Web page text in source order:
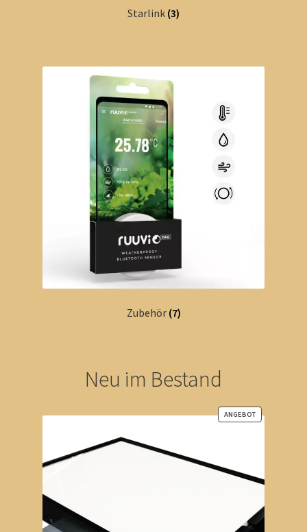
Starlink (3)
Zubehör (7)
Neu im Bestand
ANGEBOT
PRODUKT